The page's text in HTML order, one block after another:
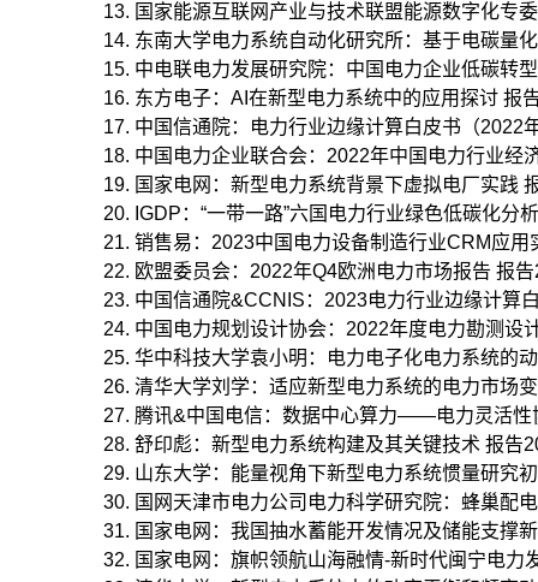
国家能源互联网产业与技术联盟能源数字化专
东南大学电力系统自动化研究所：基于电碳量
中电联电力发展研究院：中国电力企业低碳转
东方电子：AI在新型电力系统中的应用探讨 报
中国信通院：电力行业边缘计算白皮书（2022
中国电力企业联合会：2022年中国电力行业经
国家电网：新型电力系统背景下虚拟电厂实践
IGDP：“一带一路”六国电力行业绿色低碳化分
销售易：2023中国电力设备制造行业CRM应用
欧盟委员会：2022年Q4欧洲电力市场报告 报
中国信通院&CCNIS：2023电力行业边缘计算
中国电力规划设计协会：2022年度电力勘测
华中科技大学袁小明：电力电子化电力系统的
清华大学刘学：适应新型电力系统的电力市场
腾讯&中国电信：数据中心算力——电力灵活性
舒印彪：新型电力系统构建及其关键技术 报告
山东大学：能量视角下新型电力系统惯量研究
国网天津市电力公司电力科学研究院：蜂巢配
国家电网：我国抽水蓄能开发情况及储能支撑
国家电网：旗帜领航山海融情-新时代闽宁电力